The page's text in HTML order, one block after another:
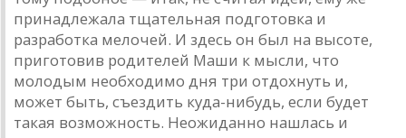
принадлежала тщательная подготовка и
разработка мелочей. И здесь он был на высоте,
приготовив родителей Маши к мысли, что
молодым необходимо дня три отдохнуть и,
может быть, съездить куда-нибудь, если будет
такая возможность. Неожиданно нашлась и